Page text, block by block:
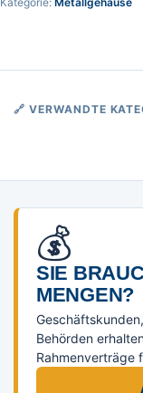
🔗 VERWANDTE
💰
SIE
ENGEN?
Behörden
Rahmenverträge